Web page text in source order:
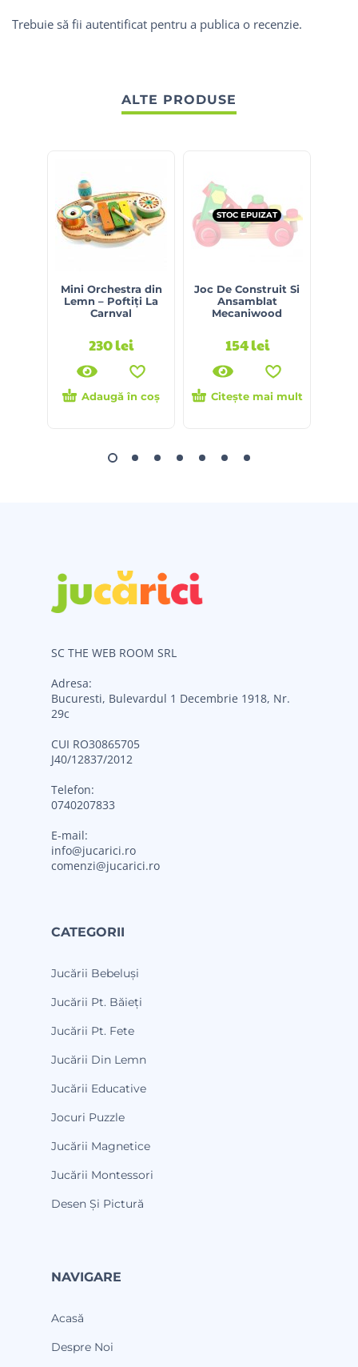
Trebuie să fii autentificat pentru a publica o recenzie.
ALTE PRODUSE
Mini Orchestra din
Lemn – Poftiți La
Carnval
230lei
Adaugă în coș
STOC EPUIZAT
Joc De Construit Si
Ansamblat
Mecaniwood
154lei
Citește mai mult
SC THE WEB ROOM SRL
Adresa:
Bucuresti, Bulevardul 1 Decembrie 1918, Nr.
29c
CUI RO30865705
J40/12837/2012
Telefon:
0740207833
E-mail:
info@jucarici.ro
comenzi@jucarici.ro
CATEGORII
Jucării Bebeluși
Jucării Pt. Băieți
Jucării Pt. Fete
Jucării Din Lemn
Jucării Educative
Jocuri Puzzle
Jucării Magnetice
Jucării Montessori
Desen Și Pictură
NAVIGARE
Acasă
Despre Noi